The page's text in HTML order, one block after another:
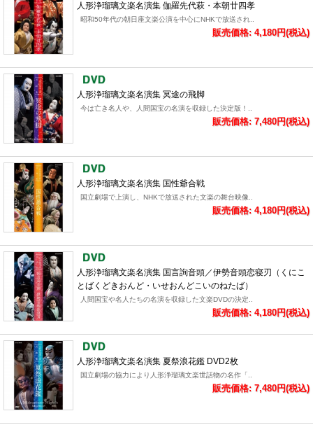
人形浄瑠璃文楽名演集 伽羅先代萩・本朝廿四孝
昭和50年代の朝日座文楽公演を中心にNHKで放送され..
販売価格: 4,180円(税込)
人形浄瑠璃文楽名演集 冥途の飛脚
今は亡き名人や、人間国宝の名演を収録した決定版！..
販売価格: 7,480円(税込)
人形浄瑠璃文楽名演集 国性爺合戦
国立劇場で上演し、NHKで放送された文楽の舞台映像..
販売価格: 4,180円(税込)
人形浄瑠璃文楽名演集 国言詢音頭／伊勢音頭恋寝刃（くにこ
とばくどきおんど・いせおんどこいのねたば）
人間国宝や名人たちの名演を収録した文楽DVDの決定..
販売価格: 4,180円(税込)
人形浄瑠璃文楽名演集 夏祭浪花鑑 DVD2枚
国立劇場の協力により人形浄瑠璃文楽世話物の名作「..
販売価格: 7,480円(税込)